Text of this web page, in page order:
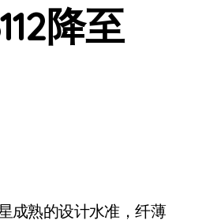
降至
成熟的设计水准，纤薄